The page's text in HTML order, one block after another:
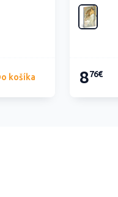
košíka 876€